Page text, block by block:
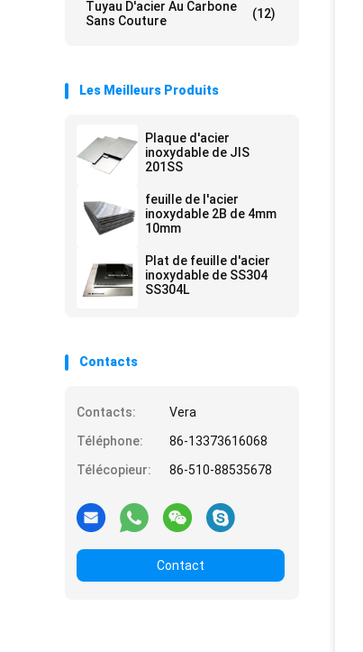
Tuyau D'acier Au Carbone
Sans Couture
(12)
Les Meilleurs Produits
Plaque d'acier
inoxydable de JIS
201SS
feuille de l'acier
inoxydable 2B de 4mm
10mm
Plat de feuille d'acier
inoxydable de SS304
SS304L
Contacts
Contacts:
Vera
Téléphone:
86-13373616068
Télécopieur:
86-510-88535678
Contact